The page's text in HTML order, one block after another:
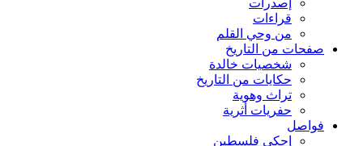
قراءات
من وحي القلم
صفحات من التاريخ
شخصيات خالدة
حكايات من التاريخ
تراث وهوية
حفريات أثرية
فواصل
إحكي فلسطين